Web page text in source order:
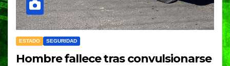
ESTADO SEGURIDAD
Hombre fallece tras convulsionarse